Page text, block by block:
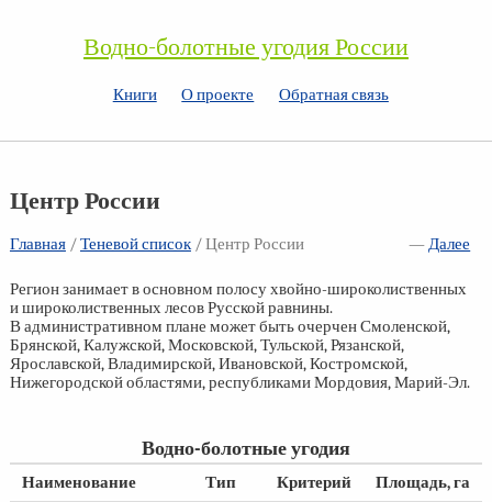
Водно-болотные угодия России
Книги О проекте Обратная связь
Центр России
Главная/ —Далее
Теневой список/Центр России
Регион занимает в основном полосу хвойно-широколиственных
и широколиственных лесов Русской равнины.
В административном плане может быть очерчен Смоленской,
Брянской, Калужской, Московской, Тульской, Рязанской,
Ярославской, Владимирской, Ивановской, Костромской,
Нижегородской областями, республиками Мордовия, Марий-Эл.
Водно-болотные угодия
Наименование Тип Критерий Площадь, га